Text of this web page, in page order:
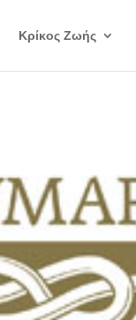
Κρίκος Ζωής